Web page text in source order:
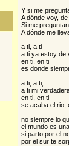
Y si me
A dónde voy,
Si me preguntan,
A dónde me
a ti, a ti
a ti ya estoy de
en ti, en ti
es donde
a ti, a ti,
a ti mi
en ti, en ti
se acaba el rio,
no siempre lo
el mundo es
si parto por el
por el sur te